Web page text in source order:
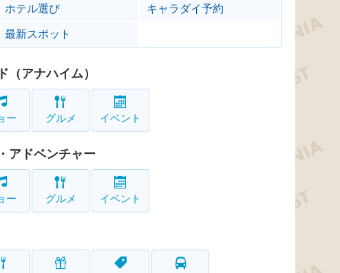
ホテル選び
キャラダイ予約
最新スポット
（アナハイム）
ー グルメ イベント
アドベンチャー
ー グルメ イベント